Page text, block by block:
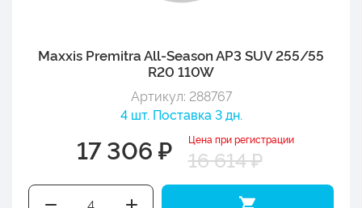
Maxxis Premitra All-Season AP3 SUV 255/55
R20 110W
Артикул: 288767
4 шт. Поставка 3 дн.
17 306 ₽ Цена при регистрации
16 614 ₽